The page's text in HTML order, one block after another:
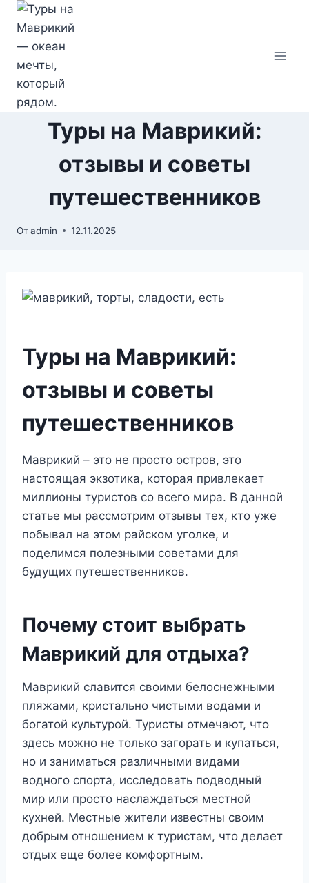
Перейти
содержимому
Туры на Маврикий:
отзывы и советы
путешественников
Отadmin 12.11.2025
Туры на Маврикий:
отзывы и советы
путешественников
Маврикий – это не просто остров, это
настоящая экзотика, которая привлекает
миллионы туристов со всего мира. В данной
статье мы рассмотрим отзывы тех, кто уже
побывал на этом райском уголке, и
поделимся полезными советами для
будущих путешественников.
Почему стоит выбрать
Маврикий для отдыха?
Маврикий славится своими белоснежными
пляжами, кристально чистыми водами и
богатой культурой. Туристы отмечают, что
здесь можно не только загорать и купаться,
но и заниматься различными видами
водного спорта, исследовать подводный
мир или просто наслаждаться местной
кухней. Местные жители известны своим
добрым отношением к туристам, что делает
отдых еще более комфортным.